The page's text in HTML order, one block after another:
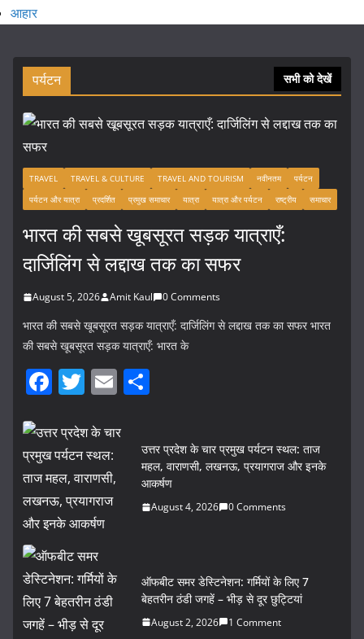
आहार
पर्यटन सभी को देखें
TRAVEL TRAVEL & CULTURE TRAVEL AND TOURISM नवीनतम
पर्यटन
पर्यटन और यात्रा
प्रदर्शित प्रमुख समाचार यात्रा यात्रा और पर्यटन राष्ट्रीय समाचार
भारत की सबसे खूबसूरत सड़क यात्राएँ:
दार्जिलिंग से लद्दाख तक का सफर
August 5, 2026 Amit Kaul 0 Comments
भारत की सबसे खूबसूरत सड़क यात्राएँ: दार्जिलिंग से लद्दाख तक का सफर भारत
की सबसे खूबसूरत सड़क यात्राएँ: भारत के
F
c
e
b
o
o
k
T
itt
er
E
ai
e
उत्तर प्रदेश के चार प्रमुख पर्यटन स्थल: ताज
महल, वाराणसी, लखनऊ, प्रयागराज और इनके
आकर्षण
August 4, 2026 0 Comments
ऑफबीट समर डेस्टिनेशन: गर्मियों के लिए 7
बेहतरीन ठंडी जगहें – भीड़ से दूर छुट्टियां
August 2, 2026 1 Comment